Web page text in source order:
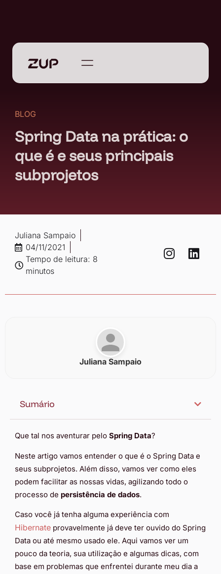
BLOG
Spring Data na prática: o
que é e seus principais
subprojetos
Juliana Sampaio
04/11/2021
Tempo de leitura: 8
minutos
Que tal nos aventurar pelo Spring Data?
Neste artigo vamos entender o que é o Spring Data e
seus subprojetos. Além disso, vamos ver como eles
podem facilitar as nossas vidas, agilizando todo o
processo de persistência de dados.
Caso você já tenha alguma experiência com
Hibernate provavelmente já deve ter ouvido do Spring
Data ou até mesmo usado ele. Aqui vamos ver um
pouco da teoria, sua utilização e algumas dicas, com
base em problemas que enfrentei durante meu dia a
Juliana Sampaio
Sumário